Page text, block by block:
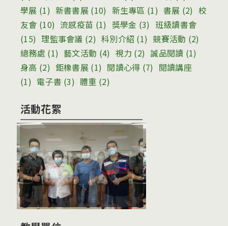
學展 (1) 新書書展 (10) 新生專區 (1) 書展 (2) 校
友會 (10) 流感疫苗 (1) 獎學金 (3) 班級讀書會
(15) 理監事會議 (2) 科別介紹 (1) 競賽活動 (2)
總務處 (1) 藝文活動 (4) 視力 (2) 誠品閱讀 (1)
身高 (2) 鉅橡書展 (1) 閱讀心得 (7) 閱讀講座
(1) 電子書 (3) 體重 (2)
活動花絮